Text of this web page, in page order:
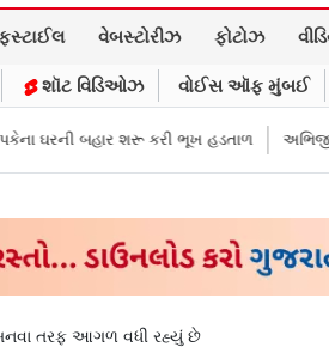
વેબસ્ટોરીઝ ફોટોઝ
શૉટ વિડિઓઝ વોઈસ ઑફ મુંબઈ
કરી ભૂખ હડતાળ અભિજીત દિપકેએ CJPની
તરફ આગળ વધી રહ્યું છે